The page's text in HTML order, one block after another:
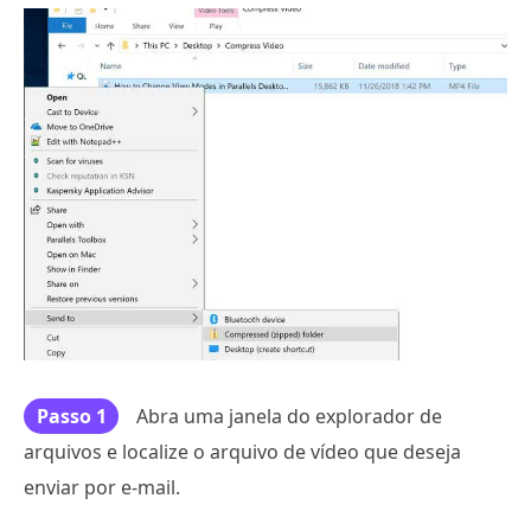
Passo 1
Abra uma janela do explorador de
arquivos e localize o arquivo de vídeo que deseja
enviar por e-mail.